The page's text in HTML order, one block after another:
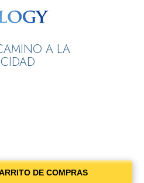
A LA
DE COMPRAS